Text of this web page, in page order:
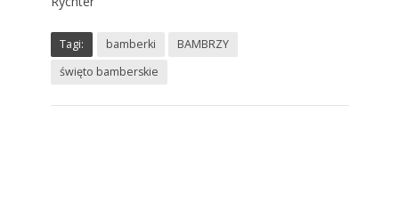
Tagi: bamberki
BAMBRZY
święto bamberskie